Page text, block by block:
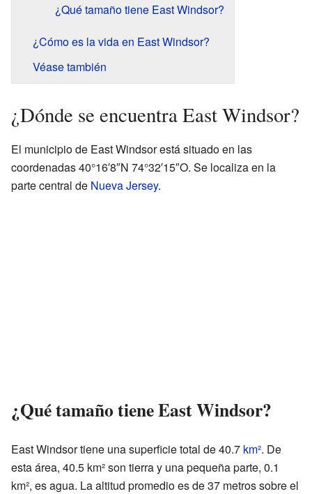
¿Qué tamaño tiene East Windsor?
¿Cómo es la vida en East Windsor?
Véase también
¿Dónde se encuentra East Windsor?
El municipio de East Windsor está situado en las
coordenadas 40°16′8″N 74°32′15″O. Se localiza en la
parte central de Nueva Jersey.
¿Qué tamaño tiene East Windsor?
East Windsor tiene una superficie total de 40.7 km². De
esta área, 40.5 km² son tierra y una pequeña parte, 0.1
km², es agua. La altitud promedio es de 37 metros sobre el